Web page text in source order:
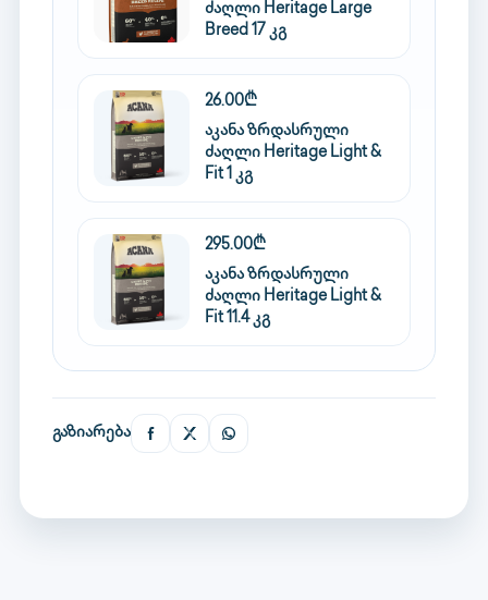
ძაღლი Heritage Large
Breed 17 კგ
26.00₾
აკანა ზრდასრული
ძაღლი Heritage Light &
Fit 1 კგ
295.00₾
აკანა ზრდასრული
ძაღლი Heritage Light &
Fit 11.4 კგ
გაზიარება